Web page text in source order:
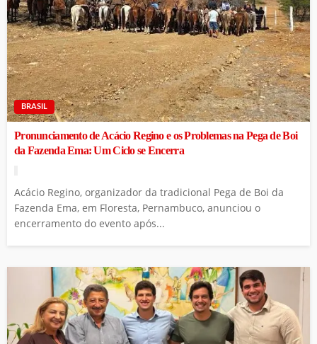
BRASIL
Pronunciamento de Acácio Regino e os Problemas na Pega de Boi
da Fazenda Ema: Um Ciclo se Encerra
Acácio Regino, organizador da tradicional Pega de Boi da
Fazenda Ema, em Floresta, Pernambuco, anunciou o
encerramento do evento após...